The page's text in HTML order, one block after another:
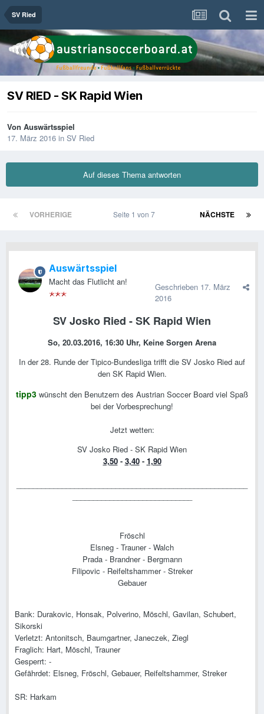
SV Ried
SV RIED - SK Rapid Wien
Von Auswärtsspiel
17. März 2016 in SV Ried
Auf dieses Thema antworten
VORHERIGE NÄCHSTE
Seite 1 von 7
Auswärtsspiel
Macht das Flutlicht an! Geschrieben 17. März
2016
SV Josko Ried - SK Rapid Wien
So, 20.03.2016, 16:30 Uhr, Keine Sorgen Arena
In der 28. Runde der Tipico-Bundesliga trifft die SV Josko Ried auf
den SK Rapid Wien.
tipp3 wünscht den Benutzern des Austrian Soccer Board viel Spaß
bei der Vorbesprechung!
Jetzt wetten:
SV Josko Ried - SK Rapid Wien
3,50- 3,40- 1,90
Fröschl
Elsneg - Trauner - Walch
Prada - Brandner - Bergmann
Filipovic - Reifeltshammer - Streker
Gebauer
Bank: Durakovic, Honsak, Polverino, Möschl, Gavilan, Schubert,
Sikorski
Verletzt: Antonitsch, Baumgartner, Janeczek, Ziegl
Fraglich: Hart, Möschl, Trauner
Gesperrt: -
Gefährdet: Elsneg, Fröschl, Gebauer, Reifeltshammer, Streker
SR: Harkam